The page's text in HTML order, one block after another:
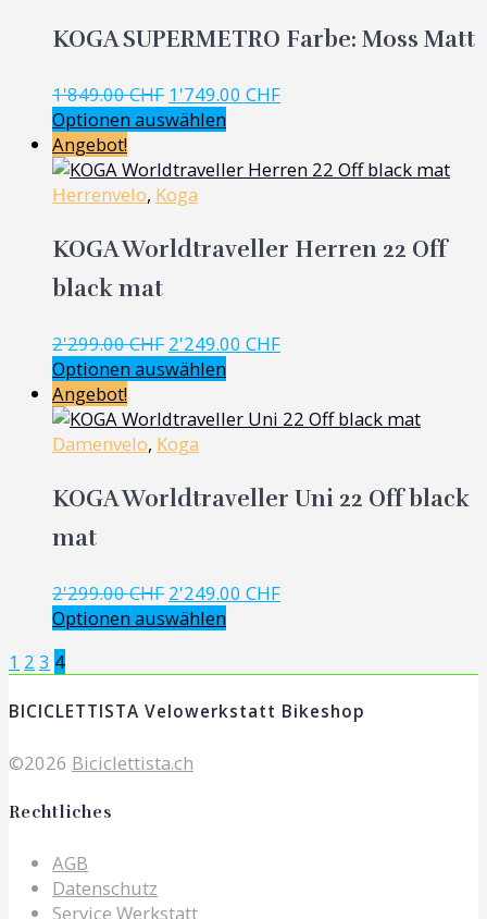
KOGA SUPERMETRO Farbe: Moss Matt
1'849.00CHF Ursprünglicher
Preis
1'849.00 CHF
1'749.00 CHFAktueller
1'749.00 CHF.
Optionen auswählen
Angebot!
Herrenvelo, Koga
KOGA Worldtraveller Herren 22 Off
black mat
2'299.00CHF Ursprünglicher
Preis
2'299.00 CHF
2'249.00 CHFAktueller
2'249.00 CHF.
Optionen auswählen
Angebot!
Damenvelo, Koga
KOGA Worldtraveller Uni 22 Off black
mat
2'299.00CHF Ursprünglicher
Preis
2'249.00 CHFAktueller
Optionen auswählen
Posts
navigation
Page
1 Page
2 Page
3 Page
4
BICICLETTISTA Velowerkstatt Bikeshop
©2026 Biciclettista.ch
Rechtliches
AGB
Datenschutz
Service Werkstatt